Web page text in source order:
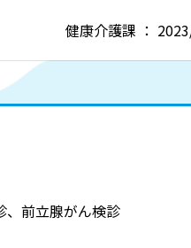
健康介護課 ：
、前立腺がん検診